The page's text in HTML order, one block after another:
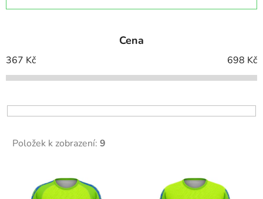
z
í
p
o
d
u
Cena
367 Kč 698 Kč
Položek k zobrazení: 9